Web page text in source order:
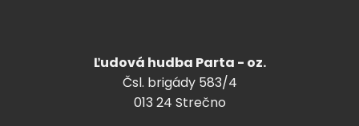
Ľudová hudba Parta - oz.
Čsl. brigády 583/4
013 24 Strečno